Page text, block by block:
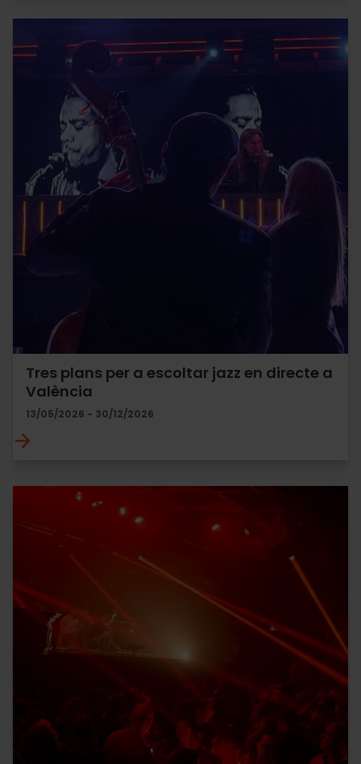
Tres plans per a escoltar jazz en directe a
València
13/05/2026 - 30/12/2026